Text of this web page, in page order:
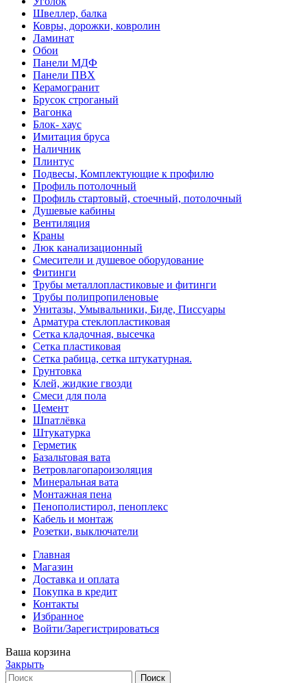
Швеллер, балка
Ковры, дорожки, ковролин
Ламинат
Обои
Панели МДФ
Панели ПВХ
Керамогранит
Брусок строганый
Вагонка
Блок- хаус
Имитация бруса
Наличник
Плинтус
Подвесы, Комплектующие к профилю
Профиль потолочный
Профиль стартовый, стоечный, потолочный
Душевые кабины
Вентиляция
Краны
Люк канализационный
Смесители и душевое оборудование
Фитинги
Трубы металлопластиковые и фитинги
Трубы полипропиленовые
Унитазы, Умывальники, Биде, Писсуары
Арматура стеклопластиковая
Сетка кладочная, высечка
Сетка пластиковая
Сетка рабица, сетка штукатурная.
Грунтовка
Клей, жидкие гвозди
Смеси для пола
Цемент
Шпатлёвка
Штукатурка
Герметик
Базальтовая вата
Ветровлагопароизоляция
Минеральная вата
Монтажная пена
Пенополистирол, пеноплекс
Кабель и монтаж
Розетки, выключатели
Главная
Магазин
Доставка и оплата
Покупка в кредит
Контакты
Избранное
Войти/Зарегистрироваться
Ваша корзина
Закрыть
Поиск